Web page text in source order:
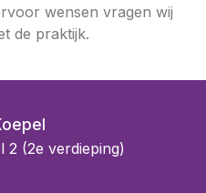
wensen vragen wij
de praktijk.
2 (2e verdieping)